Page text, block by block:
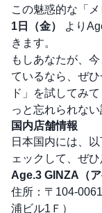
この魅惑的な「
1日（金）
より
きます。
もしあなたが、
ているなら、ぜ
ド」を試してみ
っと忘れられない
国内店舗情報
日本国内には、
ェックして、ぜ
Age.3 GINZA（ア
住所：〒104-
浦ビル1Ｆ）